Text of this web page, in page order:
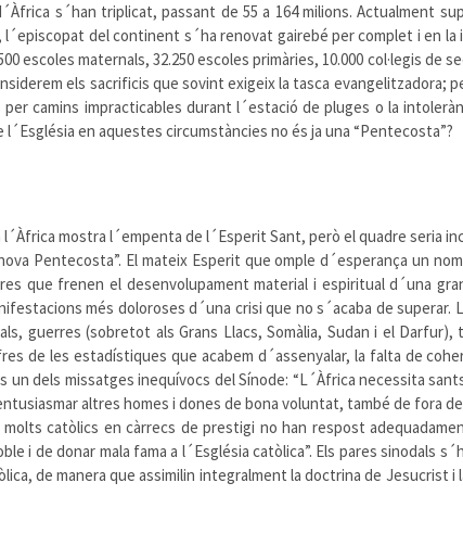
s´han triplicat, passant de 55 a 164 milions. Actualment
l´episcopat del continent s´ha renovat gairebé per complet i en
escoles maternals, 32.250 escoles primàries, 10.000 col·legis de
els sacrificis que sovint exigeix la tasca evangelitzadora;
camins impracticables durant l´estació de pluges o la
l´Església en aquestes circumstàncies no és ja una “Pentecosta”?
mostra l´empenta de l´Esperit Sant, però el quadre seria
Pentecosta”. El mateix Esperit que omple d´esperança un
que frenen el desenvolupament material i espiritual d´una
més doloroses d´una crisi que no s´acaba de
guerres (sobretot als Grans Llacs, Somàlia, Sudan i el
de les estadístiques que acabem d´assenyalar, la falta de
un dels missatges inequívocs del Sínode: “L´Àfrica necessita
altres homes i dones de bona voluntat, també de fora
catòlics en càrrecs de prestigi no han respost
i de donar mala fama a l´Església catòlica”. Els pares
de manera que assimilin integralment la doctrina de Jesucrist i